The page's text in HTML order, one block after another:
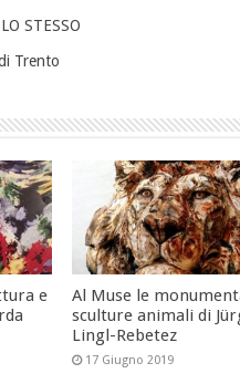
STESSO
Trento
e
Al Muse le
sculture animali di
Lingl-Rebetez
17 Giugno 2019